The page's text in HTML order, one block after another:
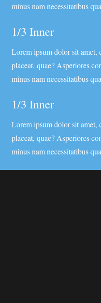
minus nam necessitatibus
1/3 Inner
Lorem ipsum dolor sit amet,
placeat, quae? Asperiores
minus nam necessitatibus
1/3 Inner
Lorem ipsum dolor sit amet,
placeat, quae? Asperiores
minus nam necessitatibus